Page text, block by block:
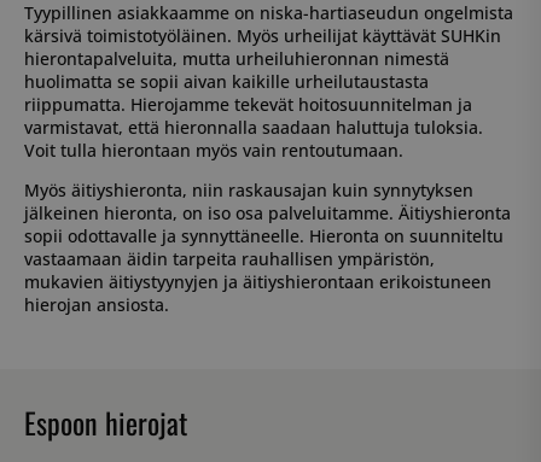
Tyypillinen asiakkaamme on niska-hartiaseudun ongelmista
kärsivä toimistotyöläinen. Myös urheilijat käyttävät SUHKin
hierontapalveluita, mutta urheiluhieronnan nimestä
huolimatta se sopii aivan kaikille urheilutaustasta
riippumatta. Hierojamme tekevät hoitosuunnitelman ja
varmistavat, että hieronnalla saadaan haluttuja tuloksia.
Voit tulla hierontaan myös vain rentoutumaan.
Myös äitiyshieronta, niin raskausajan kuin synnytyksen
jälkeinen hieronta, on iso osa palveluitamme. Äitiyshieronta
sopii odottavalle ja synnyttäneelle. Hieronta on suunniteltu
vastaamaan äidin tarpeita rauhallisen ympäristön,
mukavien äitiystyynyjen ja äitiyshierontaan erikoistuneen
hierojan ansiosta.
Espoon hierojat